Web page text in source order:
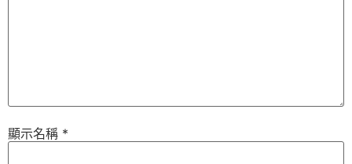
顯示名稱 *